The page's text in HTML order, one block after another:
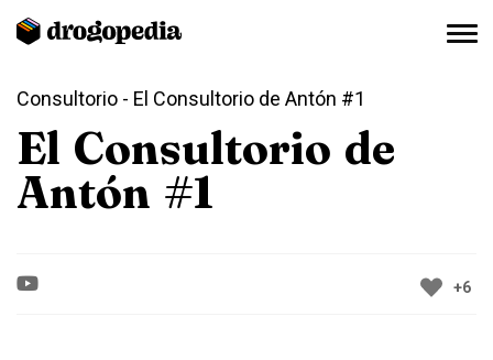
Consultorio - El Consultorio de Antón #1
El Consultorio de
Antón #1
+6